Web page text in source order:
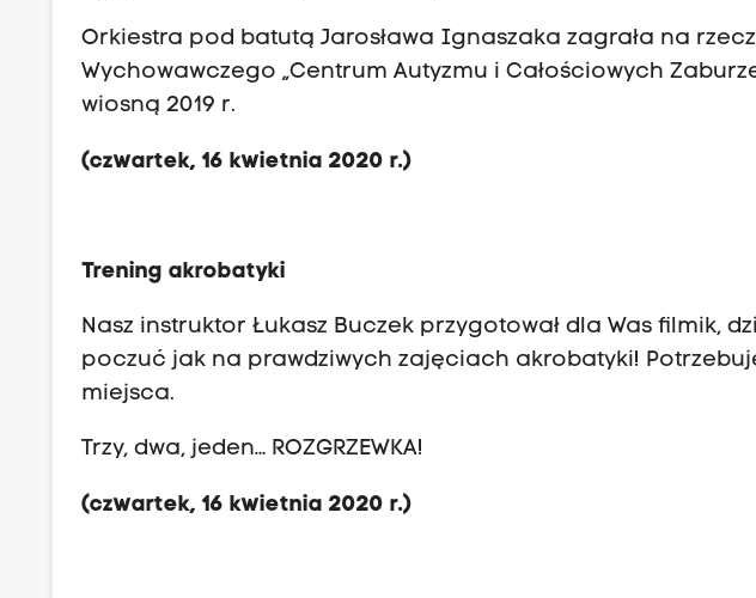
Orkiestra pod batutą Jarosława Ignaszaka zagrała na
Wychowawczego „Centrum Autyzmu i Całościowych
wiosną 2019 r.
(czwartek, 16 kwietnia 2020 r.)
Trening akrobatyki
Nasz instruktor Łukasz Buczek przygotował dla Was filmik,
poczuć jak na prawdziwych zajęciach akrobatyki!
miejsca.
Trzy, dwa, jeden… ROZGRZEWKA!
(czwartek, 16 kwietnia 2020 r.)